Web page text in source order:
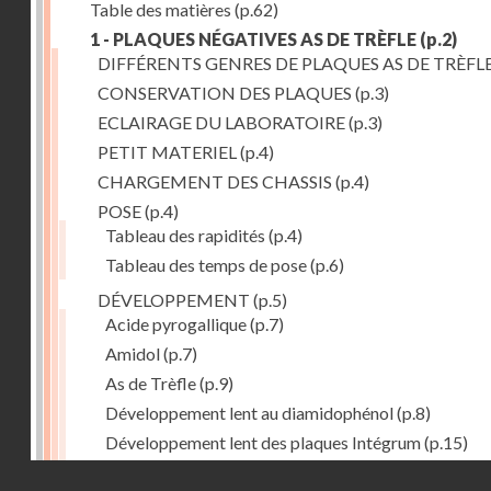
Table des matières (p.62)
1 - PLAQUES NÉGATIVES AS DE TRÈFLE (p.2)
DIFFÉRENTS GENRES DE PLAQUES AS DE
CONSERVATION DES PLAQUES (p.3)
ECLAIRAGE DU LABORATOIRE(p.3)
PETIT MATERIEL (p.4)
CHARGEMENT DES CHASSIS (p.4)
POSE(p.4)
Tableau des rapidités (p.4)
Tableau des temps de pose(p.6)
DÉVELOPPEMENT (p.5)
Acide pyrogallique(p.7)
Amidol(p.7)
As de Trèfle(p.9)
Développement lent au diamidophénol(p.8)
Développement lent des plaques Intégrum(p.15)